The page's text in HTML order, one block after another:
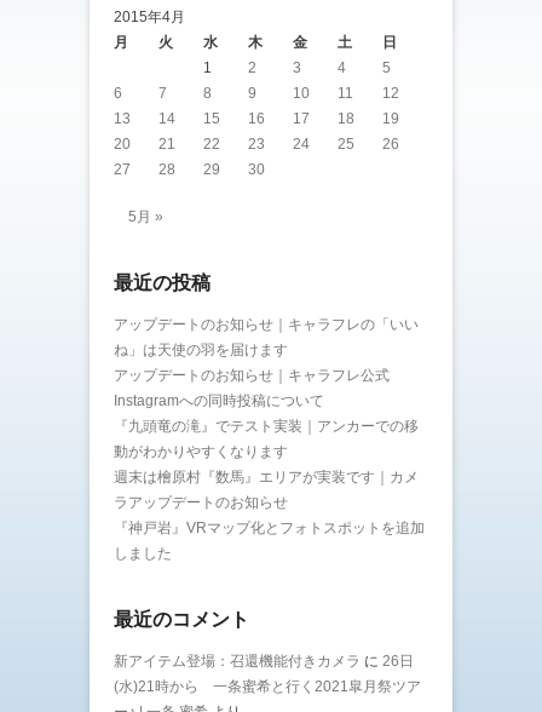
2015年4月
月
火 水 木 金 土
日
1
2 3 4
5
6
7 8 9 10 11
12
13
14 15 16 17 18
19
20
21 22 23 24 25
26
27
28 29 30
5月 »
最近の投稿
アップデートのお知らせ｜キャラフレの「いい
ね」は天使の羽を届けます
アップデートのお知らせ｜キャラフレ公式
Instagramへの同時投稿について
『九頭竜の滝』でテスト実装｜アンカーでの移
動がわかりやすくなります
週末は檜原村『数馬』エリアが実装です｜カメ
ラアップデートのお知らせ
『神戸岩』VRマップ化とフォトスポットを追加
しました
最近のコメント
新アイテム登場：召還機能付きカメラ に 26日
(水)21時から 一条蜜希と行く2021皐月祭ツア